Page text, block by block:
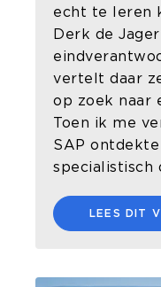
echt te leren
Derk de
vertelt daar
op zoek naar
Toen ik me
SAP
specialistisch
LEES DIT